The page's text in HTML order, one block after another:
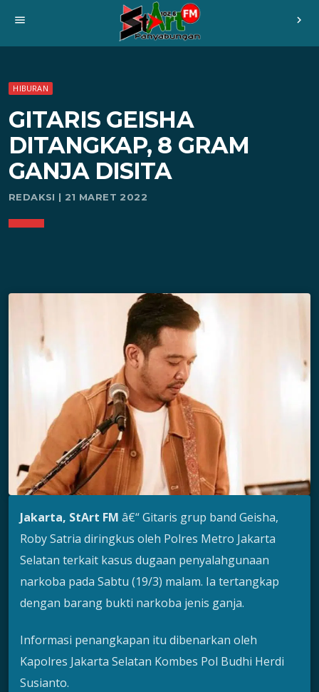
menu chevron_right
HIBURAN
GITARIS GEISHA
DITANGKAP, 8 GRAM
GANJA DISITA
REDAKSI | 21 MARET 2022
Jakarta, StArt FM â€“ Gitaris grup band Geisha,
Roby Satria diringkus oleh Polres Metro Jakarta
Selatan terkait kasus dugaan penyalahgunaan
narkoba pada Sabtu (19/3) malam. Ia tertangkap
dengan barang bukti narkoba jenis ganja.
Informasi penangkapan itu dibenarkan oleh
Kapolres Jakarta Selatan Kombes Pol Budhi Herdi
Susianto.